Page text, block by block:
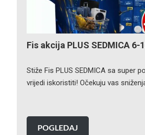
Fis akcija PLUS SEDMICA 6-
Stiže Fis PLUS SEDMICA sa super
vrijedi iskoristiti! Očekuju vas
POGLEDAJ